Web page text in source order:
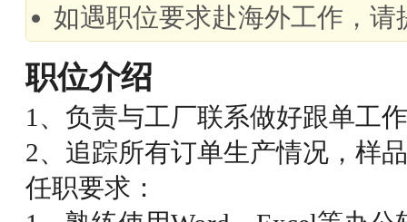
如遇职位要求赴海外工作，
职位介绍
1、负责与工厂联系做好跟单工
2、追踪所有订单生产情况，样
任职要求：